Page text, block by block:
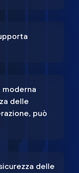
moderna
delle
può
delle